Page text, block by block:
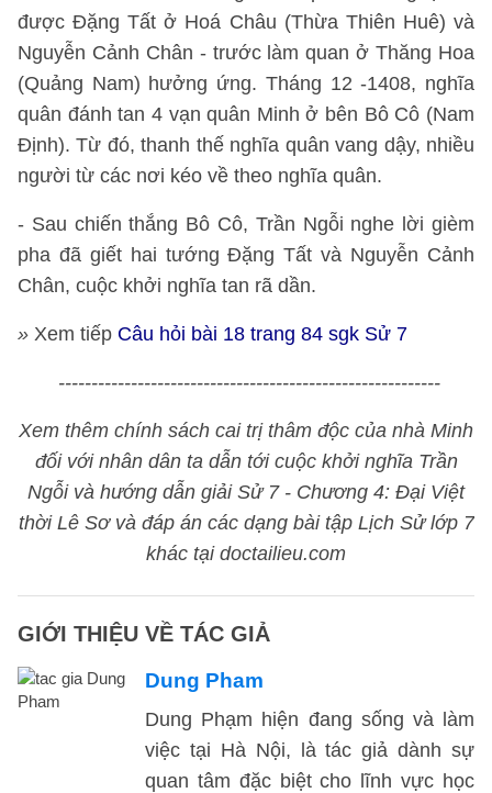
được Đặng Tất ở Hoá Châu (Thừa Thiên Huê) và
Nguyễn Cảnh Chân - trước làm quan ở Thăng Hoa
(Quảng Nam) hưởng ứng. Tháng 12 -1408, nghĩa
quân đánh tan 4 vạn quân Minh ở bên Bô Cô (Nam
Định). Từ đó, thanh thế nghĩa quân vang dậy, nhiều
người từ các nơi kéo về theo nghĩa quân.
- Sau chiến thắng Bô Cô, Trần Ngỗi nghe lời gièm
pha đã giết hai tướng Đặng Tất và Nguyễn Cảnh
Chân, cuộc khởi nghĩa tan rã dần.
» Xem tiếp Câu hỏi bài 18 trang 84 sgk Sử 7
----------------------------------------------------------
Xem thêm chính sách cai trị thâm độc của nhà Minh
đối với nhân dân ta dẫn tới cuộc khởi nghĩa Trần
Ngỗi và hướng dẫn giải Sử 7 - Chương 4: Đại Việt
thời Lê Sơ và đáp án các dạng bài tập Lịch Sử lớp 7
khác tại doctailieu.com
GIỚI THIỆU VỀ TÁC GIẢ
Dung Pham
Dung Phạm hiện đang sống và làm
việc tại Hà Nội, là tác giả dành sự
quan tâm đặc biệt cho lĩnh vực học